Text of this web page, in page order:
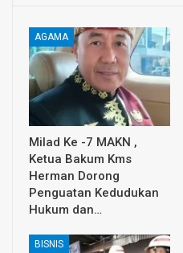
AGAMA
Milad Ke -7 MAKN ,
Ketua Bakum Kms
Herman Dorong
Penguatan Kedudukan
Hukum dan…
BISNIS